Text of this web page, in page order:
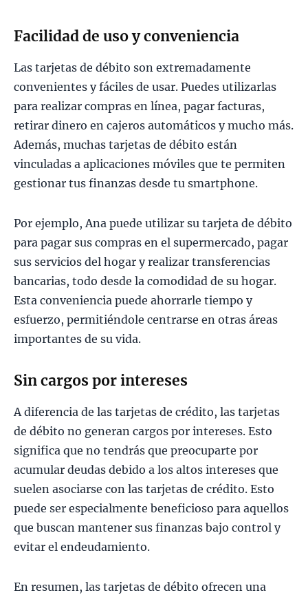
Facilidad de uso y conveniencia
Las tarjetas de débito son extremadamente
convenientes y fáciles de usar. Puedes utilizarlas
para realizar compras en línea, pagar facturas,
retirar dinero en cajeros automáticos y mucho más.
Además, muchas tarjetas de débito están
vinculadas a aplicaciones móviles que te permiten
gestionar tus finanzas desde tu smartphone.
Por ejemplo, Ana puede utilizar su tarjeta de débito
para pagar sus compras en el supermercado, pagar
sus servicios del hogar y realizar transferencias
bancarias, todo desde la comodidad de su hogar.
Esta conveniencia puede ahorrarle tiempo y
esfuerzo, permitiéndole centrarse en otras áreas
importantes de su vida.
Sin cargos por intereses
A diferencia de las tarjetas de crédito, las tarjetas
de débito no generan cargos por intereses. Esto
significa que no tendrás que preocuparte por
acumular deudas debido a los altos intereses que
suelen asociarse con las tarjetas de crédito. Esto
puede ser especialmente beneficioso para aquellos
que buscan mantener sus finanzas bajo control y
evitar el endeudamiento.
En resumen, las tarjetas de débito ofrecen una